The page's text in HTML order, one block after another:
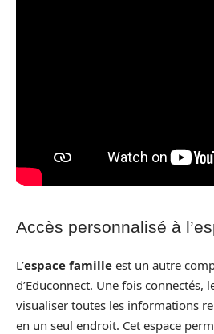
Accès personnalisé à
L’espace famille est un autre
d’Educonnect. Une fois connectés,
visualiser toutes les informations
en un seul endroit. Cet espace